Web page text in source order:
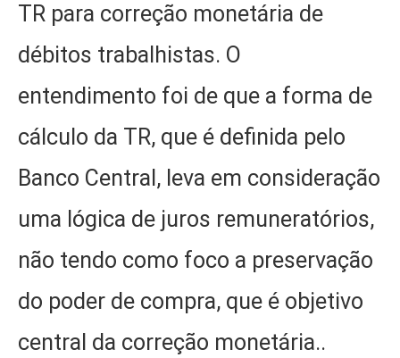
TR para correção monetária de
débitos trabalhistas. O
entendimento foi de que a forma de
cálculo da TR, que é definida pelo
Banco Central, leva em consideração
uma lógica de juros remuneratórios,
não tendo como foco a preservação
do poder de compra, que é objetivo
central da correção monetária..